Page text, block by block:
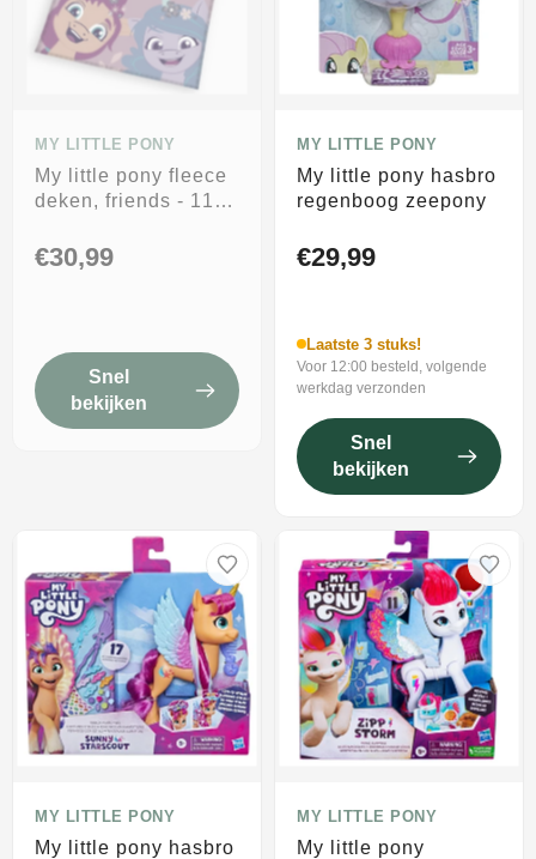
MY LITTLE PONY
My little pony fleece
deken, friends - 110
€30,99
Snel
bekijken
MY LITTLE PONY
My little pony hasbro
regenboog zeepony
€29,99
Laatste 3 stuks!
Voor 12:00 besteld, volgende
werkdag verzonden
Snel
bekijken
MY LITTLE PONY
My little pony hasbro
MY LITTLE PONY
My little pony